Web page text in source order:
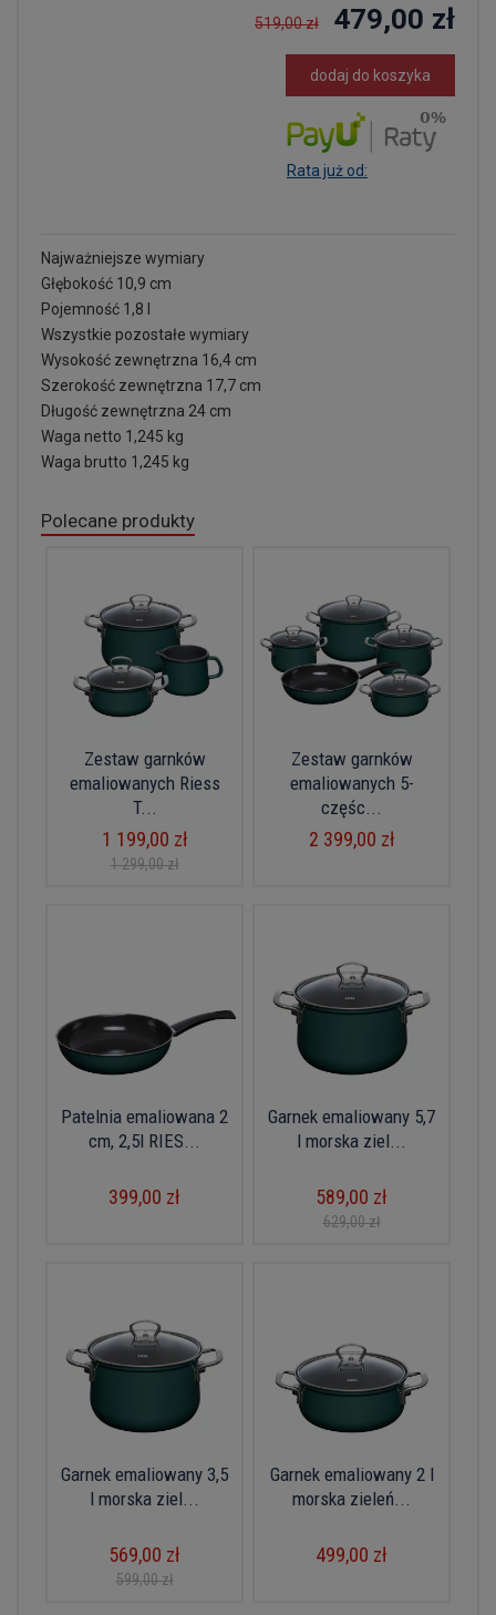
519,00 zł 479,00 zł
dodaj do koszyka
Rata już od:
Najważniejsze wymiary
Głębokość 10,9 cm
Pojemność 1,8 l
Wszystkie pozostałe wymiary
Wysokość zewnętrzna 16,4 cm
Szerokość zewnętrzna 17,7 cm
Długość zewnętrzna 24 cm
Waga netto 1,245 kg
Waga brutto 1,245 kg
Polecane produkty
Zestaw garnków
emaliowanych Riess
T...
1 199,00 zł
1 299,00 zł
Zestaw garnków
emaliowanych 5-
częśc...
2 399,00 zł
Patelnia emaliowana 2
cm, 2,5l RIES...
399,00 zł
Garnek emaliowany 5,7
l morska ziel...
589,00 zł
629,00 zł
Garnek emaliowany 3,5
l morska ziel...
569,00 zł
599,00 zł
Garnek emaliowany 2 l
morska zieleń...
499,00 zł